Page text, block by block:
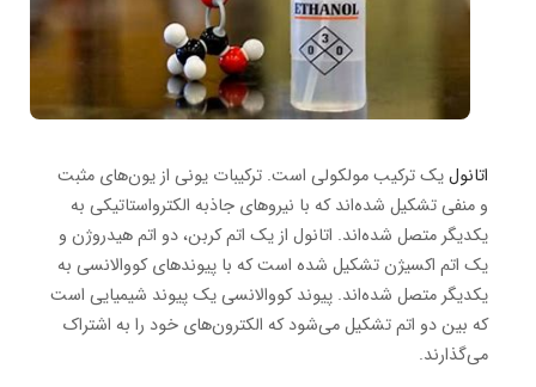
اتانولیک ترکیب مولکولی است. ترکیبات یونی از یون‌های مثبت
و منفی تشکیل شده‌اند که با نیروهای جاذبه الکترواستاتیکی به
یکدیگر متصل شده‌اند. اتانول از یک اتم کربن، دو اتم هیدروژن و
یک اتم اکسیژن تشکیل شده است که با پیوندهای کووالانسی به
یکدیگر متصل شده‌اند. پیوند کووالانسی یک پیوند شیمیایی است
که بین دو اتم تشکیل می‌شود که الکترون‌های خود را به اشتراک
می‌گذارند.